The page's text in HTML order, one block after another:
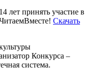
лет принять участие в
Скачать
Конкурса –
система.